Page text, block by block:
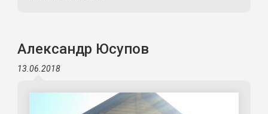
Александр Юсупов
13.06.2018